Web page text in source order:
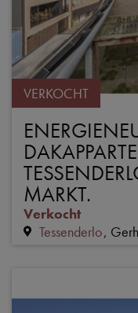
VERKOCHT
MARKT.
Verkocht
Tessenderlo